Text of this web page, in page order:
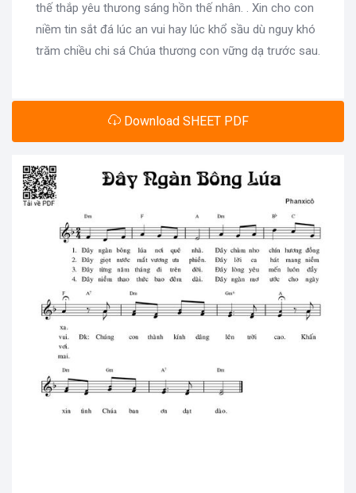
thế thắp yêu thưong sáng hồn thế nhân. . Xin cho con
niềm tin sắt đá lúc an vui hay lúc khổ sầu dù nguy khó
trăm chiều chi sá Chúa thương con vững dạ trước sau.
Download SHEET PDF